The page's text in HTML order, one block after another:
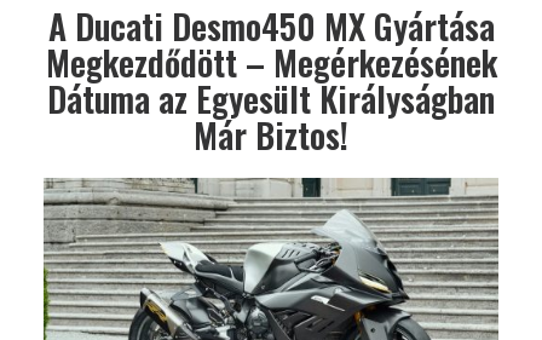
A Ducati Desmo450 MX Gyártása
Megkezdődött – Megérkezésének
Dátuma az Egyesült Királyságban
Már Biztos!